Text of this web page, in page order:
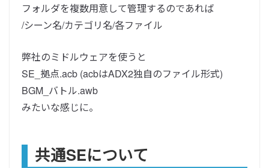
フォルダを複数用意して管理するのであれば
/シーン名/カテゴリ名/各ファイル
弊社のミドルウェアを使うと
SE_拠点.acb (acbはADX2独自のファイル形式)
BGM_バトル.awb
みたいな感じに。
共通SEについて